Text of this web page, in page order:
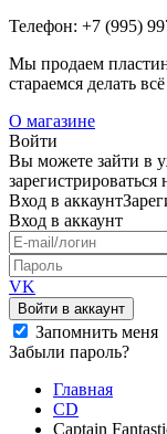
Телефон: +7 (995)
Мы продаем
стараемся делать
О магазине
Войти
Вы можете зайти в
зарегистрироваться
Вход в аккаунт
Вход в аккаунт
VK
Войти в аккаунт
Запомнить меня
Забыли пароль?
Главная
CD
Captain